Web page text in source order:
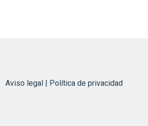
Aviso legal | Política de privacidad